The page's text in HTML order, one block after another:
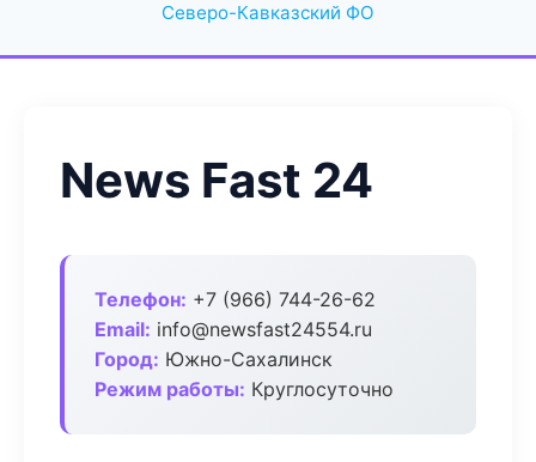
Северо-Кавказский ФО
News Fast 24
Телефон: +7 (966) 744-26-62
Email: info@newsfast24554.ru
Город: Южно-Сахалинск
Режим работы: Круглосуточно